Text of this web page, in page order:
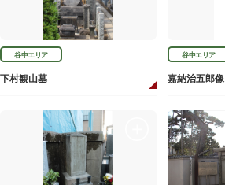
谷中エリア
下村観山墓
谷中エリア
嘉納治五郎像